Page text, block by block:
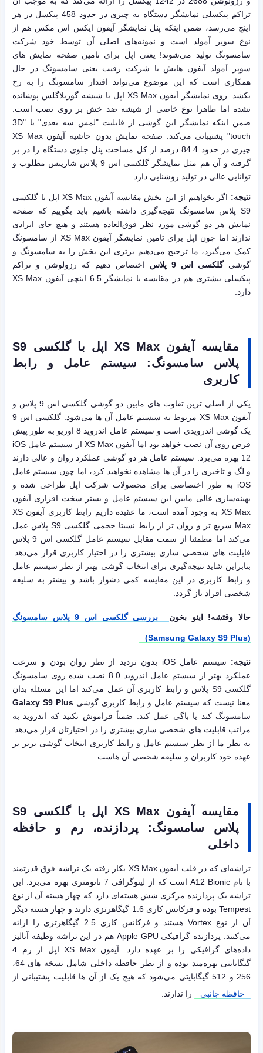
تراکم پیکسلی نمایشگر دستگاه به چیزی در حدود 458 پیکسل در هر
اینچ می‌رسد، ضمن اینکه پنل نمایشگر آیفون ایکس اس مکس هم از
نوع سوپر آمولد است و نمونه‌های اصلی آن توسط خود شرکت
سامسونگ تولید می‌شوند! یعنی اپل برای تامین صفحه نمایش های
سوپر آمولد آیفون هایش با شرکت رقیب یعنی سامسونگ در حال
همکاری است که این موضوع می‌تواند اقتدار سامسونگ را به رخ
بکشد. روی نمایشگر آیفون XS Max اپل با شیشه گوریلاگلس پوشانده
نشده اما ظاهرا نوع خاصی از شیشه ضد خش بر روی نصب است.
ضمن اینکه نمایشگر این گوشی از قابلیت "لمس سه بعدی" یا "3D
touch" پشتیبانی می‌کند. صفحه نمایش بدون حاشیه آیفون XS Max
چیزی در حدود 84.4 درصد از کل مساحت پنل جلوی دستگاه را در بر
گرفته و آن هم مثل نمایشگر گلکسی اس 9 پلاس شارپنس مطلوب و
توانایی عالی در تولید روشنایی دارد.
نتیجه:
اگر بخواهیم از این بخش مقایسه آیفون XS Max اپل با گلکسی
S9 پلاس سامسونگ نتیجه‌گیری داشته باشیم باید بگوییم که صفحه
نمایش هر دو گوشی مورد نظر فوق‌العاده هستند و هیچ جای ایرادی
ندارند اما چون اپل برای تامین نمایشگر آیفون XS Max از سامسونگ
کمک می‌گیرد، ما ترجیح می‌دهیم برتری این بخش را به سامسونگ و
گوشیگلکسی اس 9 پلاس
اختصاص دهیم که رزولوشن و تراکم
پیکسلی بیشتری هم در مقایسه با نمایشگر 6.5 اینچی آیفون XS Max
دارد.
مقایسه آیفون XS Max اپل با گلکسی S9
پلاس سامسونگ: سیستم عامل و رابط
کاربری
یکی از اصلی ترین تفاوت های مابین دو گوشی گلکسی اس 9 پلاس و
آیفون XS Max مربوط به سیستم عامل آن ها می‌شود. گلکسی اس 9
یک گوشی اندرویدی است و سیستم عامل اندروید 8 اوریو به طور پیش
فرض روی آن نصب خواهد بود اما آیفون XS Max از سیستم عامل iOS
12 بهره می‌برد. سیستم عامل هر دو گوشی عملکرد روان و عالی دارند
و لگ و تاخیری را در آن ها مشاهده نخواهید کرد، اما چون سیستم عامل
iOS به طور اختصاصی برای محصولات شرکت اپل طراحی شده و
بهینه‌سازی عالی مابین این سیستم عامل و بستر سخت افزاری آیفون
XS Max به وجود آمده است، ما عقیده داریم رابط کاربری آیفون XS
Max سریع تر و روان تر از رابط نسبتا حجمی گلکسی S9 پلاس عمل
می‌کند اما مطمئنا از سمت مقابل سیستم عامل گلکسی اس 9 پلاس
قابلیت های شخصی سازی بیشتری را در اختیار کاربری قرار می‌دهد.
بنابراین شاید نتیجه‌گیری برای انتخاب گوشی بهتر از نظر سیستم عامل
و رابط کاربری در این مقایسه کمی دشوار باشد و بیشتر به سلیقه
شخصی افراد باز گردد.
حالا وقتشه! اینو بخون بررسی گلکسی اس 9 پلاس سامسونگ
(Samsung Galaxy S9 Plus)
نتیجه:
سیستم عامل iOS بدون تردید از نظر روان بودن و سرعت
عملکرد بهتر از سیستم عامل اندروید 8.0 نصب شده روی سامسونگ
گلکسی S9 پلاس و رابط کاربری آن عمل می‌کند اما این مسئله بدان
معنا نیست که سیستم عامل و رابط کاربری گوشیGalaxy S9 Plus
سامسونگ کند یا باگی عمل کند. ضمناً فراموش نکنید که اندروید به
مراتب قابلیت های شخصی سازی بیشتری را در اختیارتان قرار می‌دهد.
به نظر ما از نظر سیستم عامل و رابط کاربری انتخاب گوشی برتر بر
عهده خود کاربران و سلیقه شخصی آن هاست.
مقایسه آیفون XS Max اپل با گلکسی S9
پلاس سامسونگ: پردازنده، رم و حافظه
داخلی
تراشه‌ای که در قلب آیفون XS Max بکار رفته یک تراشه فوق قدرتمند
با نام A12 Bionic است که از لیتوگرافی 7 نانومتری بهره می‌برد. این
تراشه یک پردازنده مرکزی شش هسته‌ای دارد که چهار هسته آن از نوع
Tempest بوده و فرکانس کاری 1.6 گیگاهرتزی دارند و چهار هسته دیگر
آن از نوع Vortex هستند و فرکانس کاری 2.5 گیگاهرتزی را ارائه
می‌کنند. پردازنده گرافیکی Apple GPU هم در این تراشه وظیفه آنالیز
داده‌های گرافیکی را بر عهده دارد. آیفون XS Max اپل از رم 4
گیگابایتی بهره‌مند بوده و از نظر حافظه داخلی شامل نسخه های 64،
256 و 512 گیگابایتی می‌شود که هیچ یک از آن ها قابلیت پشتیبانی از
حافظه جانبی
را ندارند.